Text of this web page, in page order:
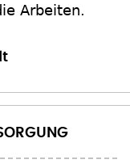
Arbeiten.